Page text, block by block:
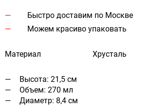
Быстро доставим по Москве
Можем красиво упаковать
Материал Хрусталь
Высота: 21,5 см
Объем: 270 мл
Диаметр: 8,4 см